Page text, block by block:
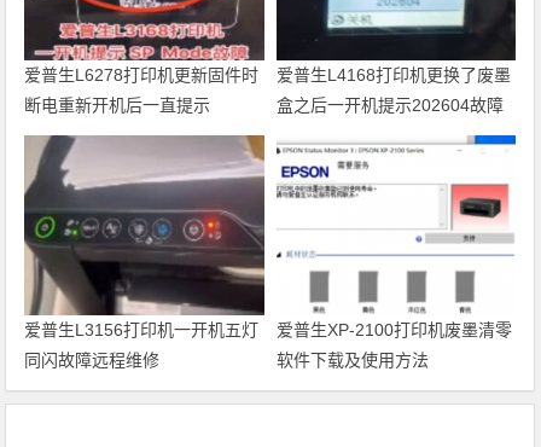
爱普生L6278打印机更新固件时
断电重新开机后一直提示
Recovery Mode故障
爱普生L4168打印机更换了废墨
盒之后一开机提示202604故障
爱普生L3156打印机一开机五灯
同闪故障远程维修
爱普生XP-2100打印机废墨清零
软件下载及使用方法